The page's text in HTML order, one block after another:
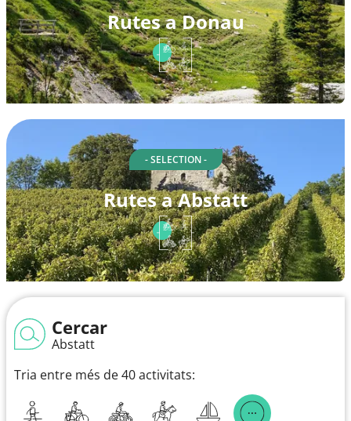
Rutes a Donau
- SELECTION -
Rutes a Abstatt
Cercar
Abstatt
Tria entre més de 40 activitats: